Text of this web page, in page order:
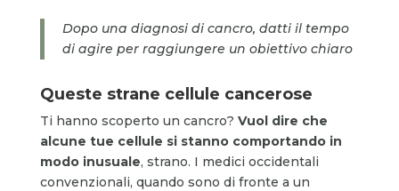
Dopo una diagnosi di cancro, datti il tempo
di agire per raggiungere un obiettivo chiaro
Queste strane cellule cancerose
Ti hanno scoperto un cancro? Vuol dire che
alcune tue cellule si stanno comportando in
modo inusuale, strano. I medici occidentali
convenzionali, quando sono di fronte a un